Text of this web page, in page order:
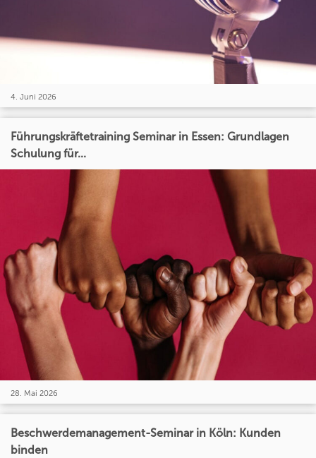
4. Juni 2026
Führungskräftetraining Seminar in Essen: Grundlagen
Schulung für...
28. Mai 2026
Beschwerdemanagement-Seminar in Köln: Kunden
binden